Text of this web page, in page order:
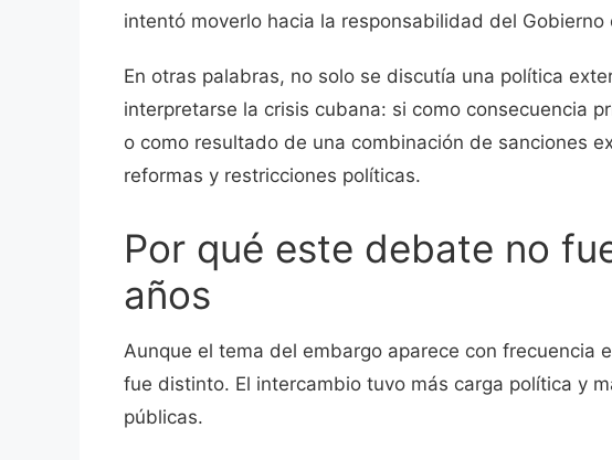
intentó moverlo hacia la responsabilidad del Gobierno
En otras palabras, no solo se discutía una política
interpretarse la crisis cubana: si como consecuencia
o como resultado de una combinación de sanciones
reformas y restricciones políticas.
Por qué este debate no
años
Aunque el tema del embargo aparece con frecuencia
fue distinto. El intercambio tuvo más carga política y
públicas.